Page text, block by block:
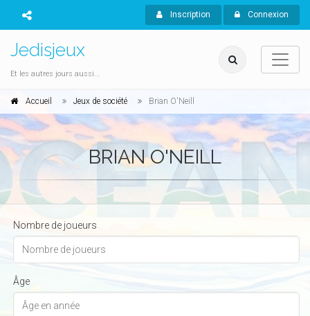
Inscription Connexion
Jedisjeux
Et les autres jours aussi...
Accueil Jeux de société Brian O'Neill
BRIAN O'NEILL
Nombre de joueurs
Âge